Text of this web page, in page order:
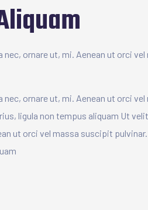
nec, ornare ut, mi. Aenean ut orci
nec, ornare ut, mi. Aenean ut orci
ligula non tempus aliquam Ut
ut orci vel massa suscipit